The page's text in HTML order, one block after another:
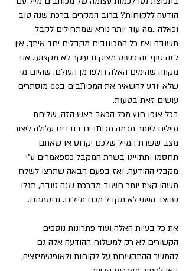
הודעה ללקוחות? ברוב המקרים ברכת שנה טוב
וכאלה...מה עוד יותר נורא שמתחילים לקבל
תשובה ואז כל המכותבים מקבלים יחד איתך. אין
לזה סוף זה פשוט מציק ובעיקר לא מקצועי. אני
מקווה שהימים האלה חלפו מן העולם. שהיום מי
שלא יודע להשאיר את המכותבים בcc מוסתרים
עושים זאת בטעות.
בכל אופן חוץ מכל הכאב ראש הזה, שליחת
מיילים ליותר מכמה מכותבים בודדים עלולה ליצור
מצב ששרת המייל שלכם יקרוס או שאתם
תחסמו ותתוייגו בשרת המקבל כספאמרים ע״י
מקבלי ההודעה. ואז בפעם הבאה שתרצו לשלח
משהו קצת יותר חשוב מברכת שנה טובה, תגלו
שהצד השני לא מקבל מכם מיילים. נחסמתם.
את כל בעיות האלה ועוד פתרונות נוספים
הקשורים לא רק למשלוח ההודעה אלה גם
להמשך ההתקשרות על לקוחות ולאופטימיזציה,